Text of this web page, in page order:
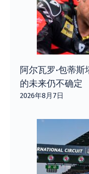
阿尔瓦罗·包蒂
的未来仍不确定
2026年8月7日